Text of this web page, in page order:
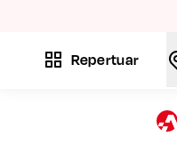
Repertuar